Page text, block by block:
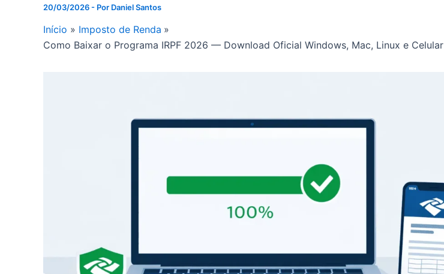
20/03/2026- Por Daniel Santos
Início
Imposto de Renda
Como Baixar o Programa IRPF 2026 — Download Oficial Windows, Mac, Linux e Celular